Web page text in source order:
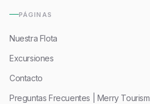
PÁGINAS
Nuestra Flota
Excursiones
Contacto
Preguntas Frecuentes | Merry Tourism